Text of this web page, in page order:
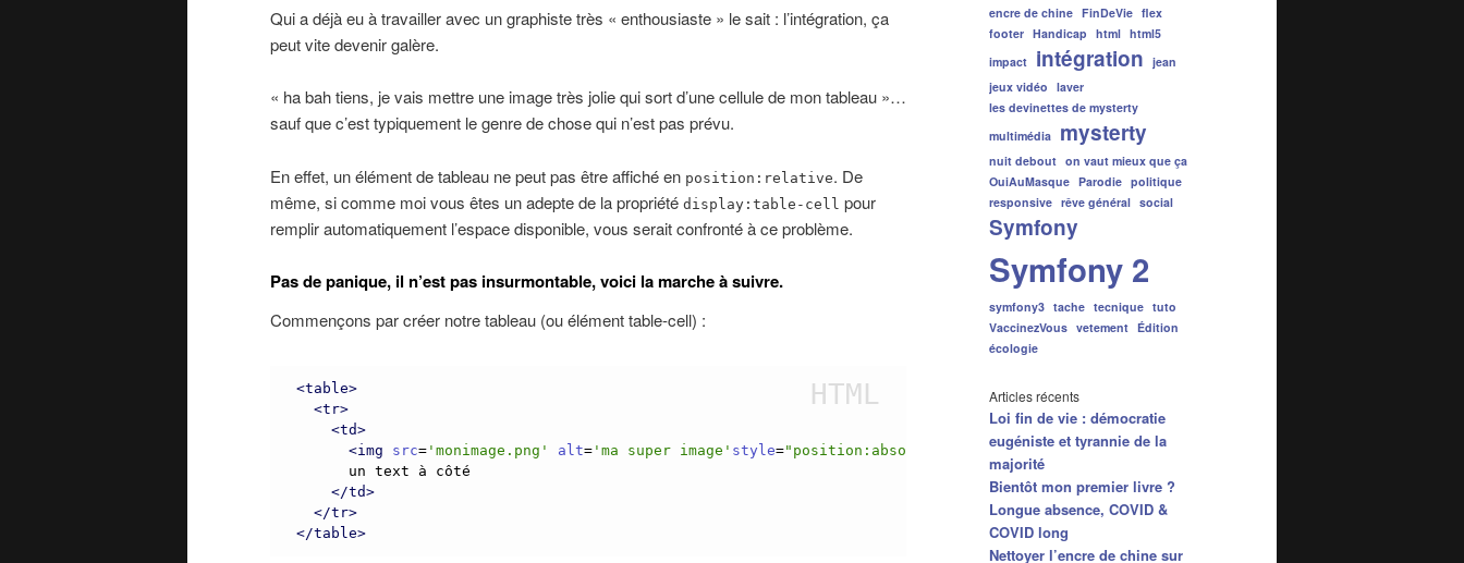
Qui a déjà eu à travailler avec un graphiste très « enthousiaste » le sait : l’intégration, ça
peut vite devenir galère.
« ha bah tiens, je vais mettre une image très jolie qui sort d’une cellule de mon tableau »…
sauf que c’est typiquement le genre de chose qui n’est pas prévu.
En effet, un élément de tableau ne peut pas être affiché en position:relative. De
même, si comme moi vous êtes un adepte de la propriété display:table-cell pour
remplir automatiquement l’espace disponible, vous serait confronté à ce problème.
Pas de panique, il n’est pas insurmontable, voici la marche à suivre.
Commençons par créer notre tableau (ou élément table-cell) :
<table>
<tr>
<td>
<img src= 'monimage.png ' alt= 'ma super image ' style=" position:absolute; top:20px; left:50px" />
      un text à côté
</td>
</tr>
</table>
encre de chine FinDeVie flex
footer Handicap html html5
impact intégration jean
jeux vidéo laver
les devinettes de mysterty
multimédia mysterty
nuit debout on vaut mieux que ça
OuiAuMasque Parodie politique
responsive rêve général social
Symfony
Symfony 2
symfony3 tache tecnique tuto
VaccinezVous vetement Édition
écologie
Articles récents
Loi fin de vie : démocratie
eugéniste et tyrannie de la
majorité
Bientôt mon premier livre ?
Longue absence, COVID &
COVID long
Nettoyer l’encre de chine sur